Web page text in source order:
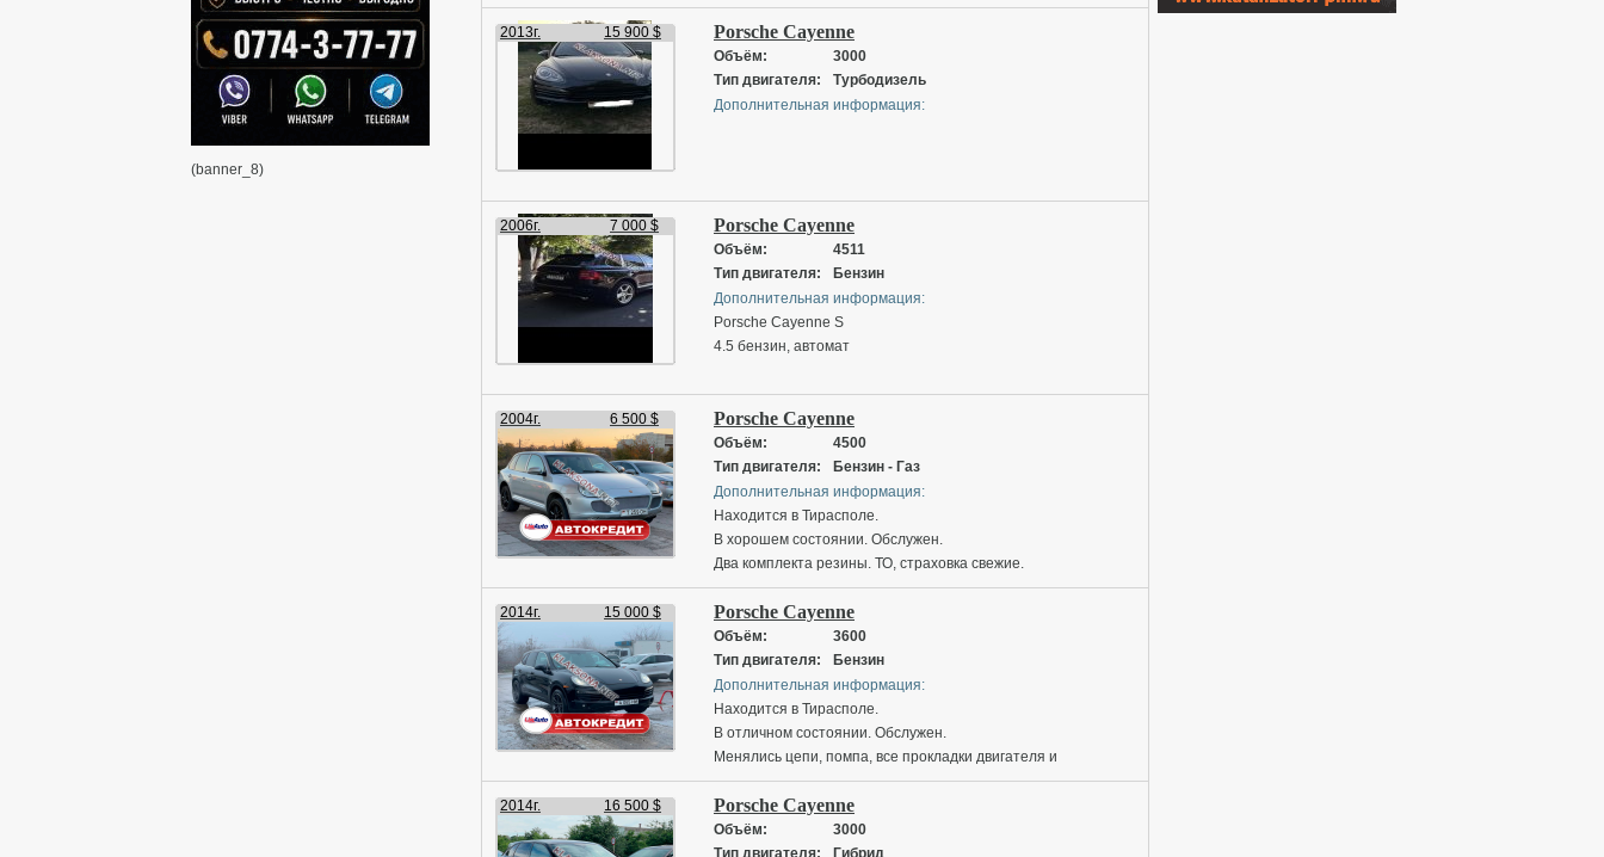
(banner_8)
Электропривод багажника
Парктроники в круг
Память сидений
Обесшумлен по кругу
Пробег - 140км
вентиляцией, предлагавшие максимальный
комфорт и поддержку, особенно в сочетании с
опциями подогрева и вентиляции и
высококачественной кожей".
Никаких инвестиций не требуется. ( Обмен с вашей
доп)
2013г. 15 900 $ Porsche Cayenne
Объём:
3000
Тип двигателя:
Турбодизель
Дополнительная информация:
2006г. 7 000 $ Porsche Cayenne
Объём:
4511
Тип двигателя:
Бензин
Дополнительная информация:
Porsche Cayenne S
4.5 бензин, автомат
рассмотрю обмен
европеец
техосмотр, страховки свежие
с документами полный порядок
автомобиль полностью обслужен
вложений никаких не требует
Viber, WhatsApp +37377985001
2004г. 6 500 $ Porsche Cayenne
Объём:
4500
Тип двигателя:
Бензин - Газ
Дополнительная информация:
Находится в Тирасполе.
В хорошем состоянии. Обслужен.
Два комплекта резины. ТО, страховка свежие.
Установлен газ пропан на 100л.
- 2004 год
- 4.5 Бензин/Газ
- Автомат
- 200.000 км
- Полный привод
!!! Возможно оформить в АВТОКРЕДИТ до 5 лет!!!
В месяц выходит -
По комплектации:
2014г. 15 000 $ Porsche Cayenne
Объём:
3600
Тип двигателя:
Бензин
Дополнительная информация:
Находится в Тирасполе.
В отличном состоянии. Обслужен.
Менялись цепи, помпа, все прокладки двигателя и
тд.
Завезен на территорию ПМР в 2025 году.
- 2014 год
2014г. 16 500 $ Porsche Cayenne
Объём:
3000
Тип двигателя:
Гибрид